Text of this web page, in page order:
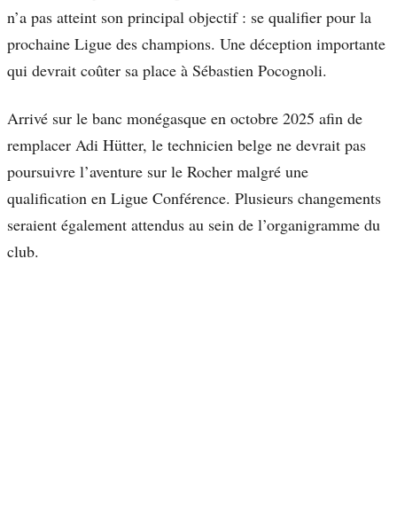
n’a pas atteint son principal objectif : se qualifier pour la
prochaine Ligue des champions. Une déception importante
qui devrait coûter sa place à Sébastien Pocognoli.
Arrivé sur le banc monégasque en octobre 2025 afin de
remplacer Adi Hütter, le technicien belge ne devrait pas
poursuivre l’aventure sur le Rocher malgré une
qualification en Ligue Conférence. Plusieurs changements
seraient également attendus au sein de l’organigramme du
club.